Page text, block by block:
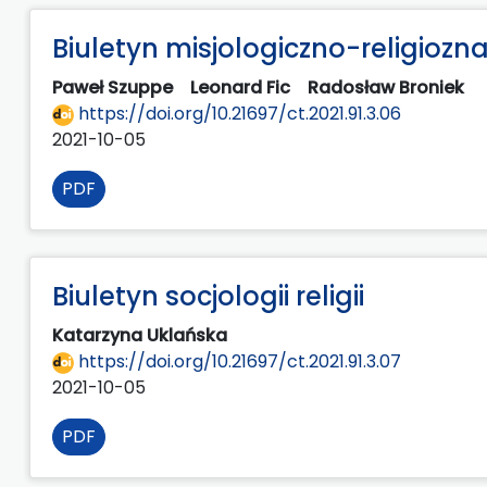
Biuletyn misjologiczno-
Paweł Szuppe Leonard Fic Radosław Broniek
https://doi.org/10.21697/ct.2021.91.3.06
2021-10-05
PDF
Biuletyn socjologii religii
Katarzyna Uklańska
https://doi.org/10.21697/ct.2021.91.3.07
2021-10-05
PDF